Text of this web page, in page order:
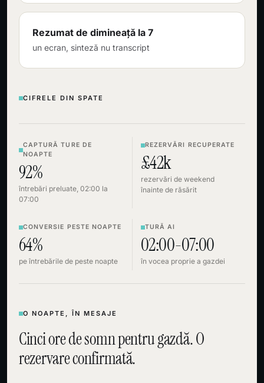
Rezumat de dimineață la 7
un ecran, sinteză nu transcript
CIFRELE DIN SPATE
CAPTURĂ TURE DE
NOAPTE
92%
întrebări preluate, 02:00 la
07:00
REZERVĂRI RECUPERATE
£42k
rezervări de weekend
înainte de răsărit
CONVERSIE PESTE NOAPTE
64%
pe întrebările de peste noapte
TURĂ AI
02:00-07:00
în vocea proprie a gazdei
O NOAPTE, ÎN MESAJE
Cinci ore de somn pentru gazdă. O
rezervare confirmată.